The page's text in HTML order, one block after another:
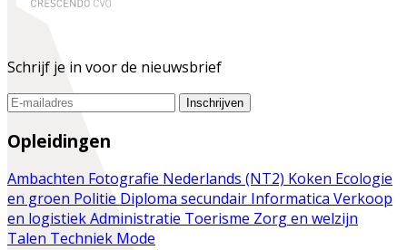
Schrijf je in voor de nieuwsbrief
Inschrijven
Opleidingen
Ambachten Fotografie Nederlands (NT2) Koken Ecologie
en groen Politie Diploma secundair Informatica Verkoop
en logistiekAdministratie Toerisme Zorg en welzijn
Talen Techniek Mode